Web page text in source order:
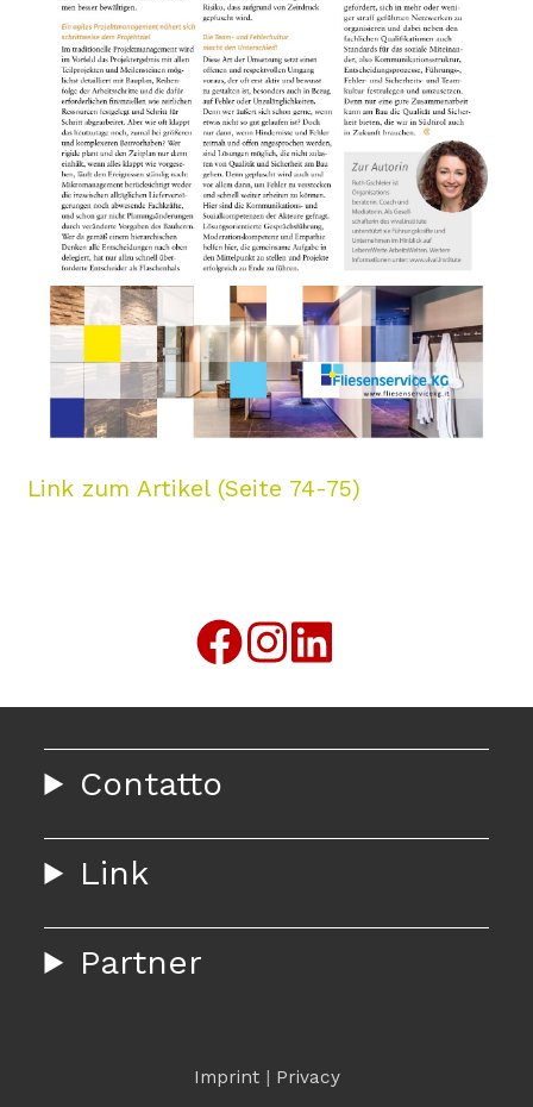
Link zum Artikel (Seite 74-75)
Contatto
Link
Partner
Imprint| Privacy